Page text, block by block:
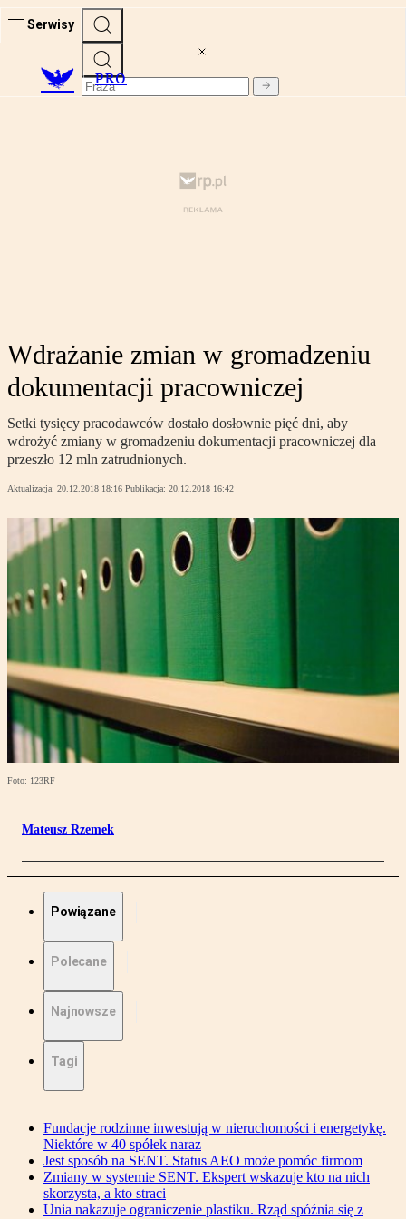
Serwisy
PRO
Wdrażanie zmian w gromadzeniu
dokumentacji pracowniczej
Setki tysięcy pracodawców dostało dosłownie pięć dni, aby
wdrożyć zmiany w gromadzeniu dokumentacji pracowniczej dla
przeszło 12 mln zatrudnionych.
Aktualizacja: 20.12.2018 18:16 Publikacja: 20.12.2018 16:42
Foto: 123RF
Mateusz Rzemek
Powiązane
Polecane
Najnowsze
Tagi
Fundacje rodzinne inwestują w nieruchomości i energetykę.
Niektóre w 40 spółek naraz
Jest sposób na SENT. Status AEO może pomóc firmom
Zmiany w systemie SENT. Ekspert wskazuje kto na nich
skorzysta, a kto straci
Unia nakazuje ograniczenie plastiku. Rząd spóźnia się z